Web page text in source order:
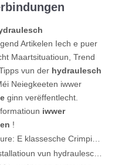
Artikelen Iech e puer
Maartsituatioun, Trend
vun der hydraulesch
Neiegkeeten iwwer
ginn verëffentlecht.
iwwer
!
Feeler (mat visuellem Beweis)
Armaturen: Vermeiden vu Leck a Feeler